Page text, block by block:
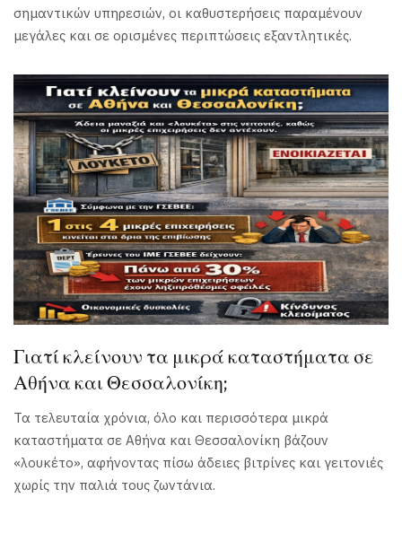
σημαντικών υπηρεσιών, οι καθυστερήσεις παραμένουν
μεγάλες και σε ορισμένες περιπτώσεις εξαντλητικές.
Γιατί κλείνουν τα μικρά καταστήματα σε
Αθήνα και Θεσσαλονίκη;
Τα τελευταία χρόνια, όλο και περισσότερα μικρά
καταστήματα σε Αθήνα και Θεσσαλονίκη βάζουν
«λουκέτο», αφήνοντας πίσω άδειες βιτρίνες και γειτονιές
χωρίς την παλιά τους ζωντάνια.